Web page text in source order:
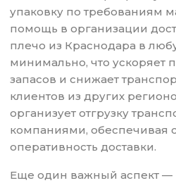
упаковку по требованиям
помощь в организации
плечо из Краснодара в
минимально, что ускоряет
запасов и снижает
клиентов из других
организует отгрузку
компаниями, обеспечивая
оперативность доставки.
Еще один важный аспект —